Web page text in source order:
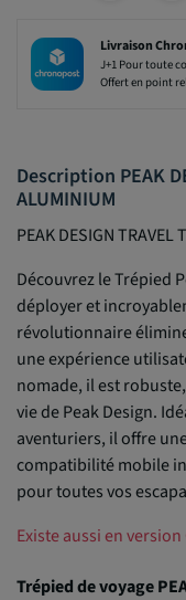
Livraison
J+1 Pour toute
Offert en point
Description PEAK
ALUMINIUM
PEAK DESIGN TRAVEL
Découvrez le Trépied
déployer et
révolutionnaire
une expérience
nomade, il est
vie de Peak Design.
aventuriers, il offre
compatibilité mobile
pour toutes vos
Existe aussi en
Trépied de voyage